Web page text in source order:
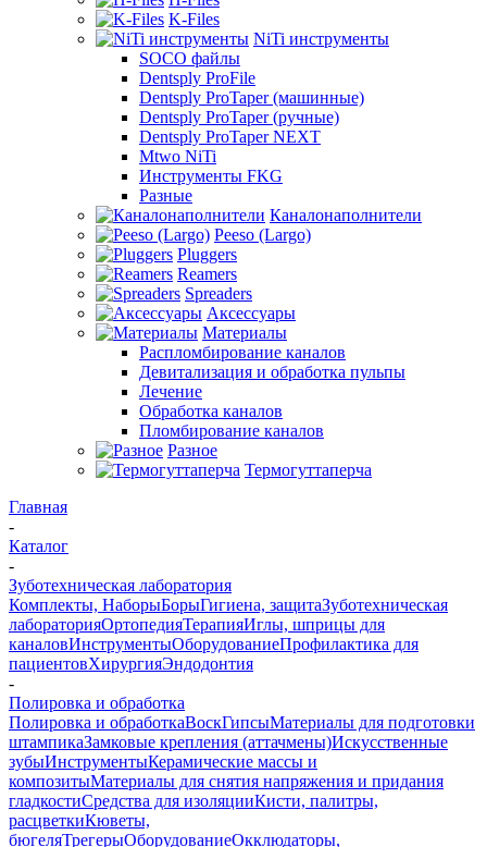
K-Files
NiTi инструменты
SOCO файлы
Dentsply ProFile
Dentsply ProTaper (машинные)
Dentsply ProTaper (ручные)
Dentsply ProTaper NEXT
Mtwo NiTi
Инструменты FKG
Разные
Каналонаполнители
Peeso (Largo)
Pluggers
Reamers
Spreaders
Аксессуары
Материалы
Распломбирование каналов
Девитализация и обработка пульпы
Лечение
Обработка каналов
Пломбирование каналов
Разное
Термогуттаперча
Главная
-
Каталог
-
Зуботехническая лаборатория
Комплекты, НаборыБорыГигиена, защитаЗуботехническая
лабораторияОртопедияТерапияИглы, шприцы для
каналовИнструментыОборудованиеПрофилактика для
пациентовХирургияЭндодонтия
-
Полировка и обработка
Полировка и обработкаВоскГипсыМатериалы для подготовки
штампикаЗамковые крепления (аттачмены)Искусственные
зубыИнструментыКерамические массы и
композитыМатериалы для снятия напряжения и придания
гладкостиСредства для изоляцииКисти, палитры,
расцветкиКюветы,
бюгеляТрегерыОборудованиеОкклюдаторы,